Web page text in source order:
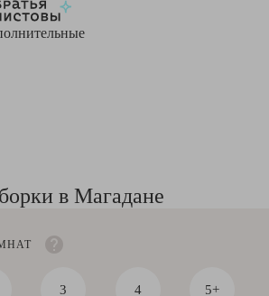
в Магадане
3 4 5+